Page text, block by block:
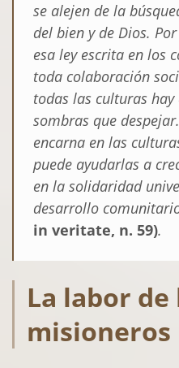
se alejen de la
del bien y de Dios.
esa ley escrita en los
toda colaboración
todas las culturas
sombras que
encarna en las
puede ayudarlas a
en la solidaridad
desarrollo
in veritate, n. 59).
La labor de
misioneros